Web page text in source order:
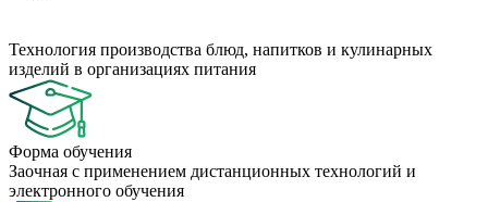
Технология производства блюд, напитков и кулинарных
изделий в организациях питания
Форма обучения
Заочная с применением дистанционных технологий и
электронного обучения